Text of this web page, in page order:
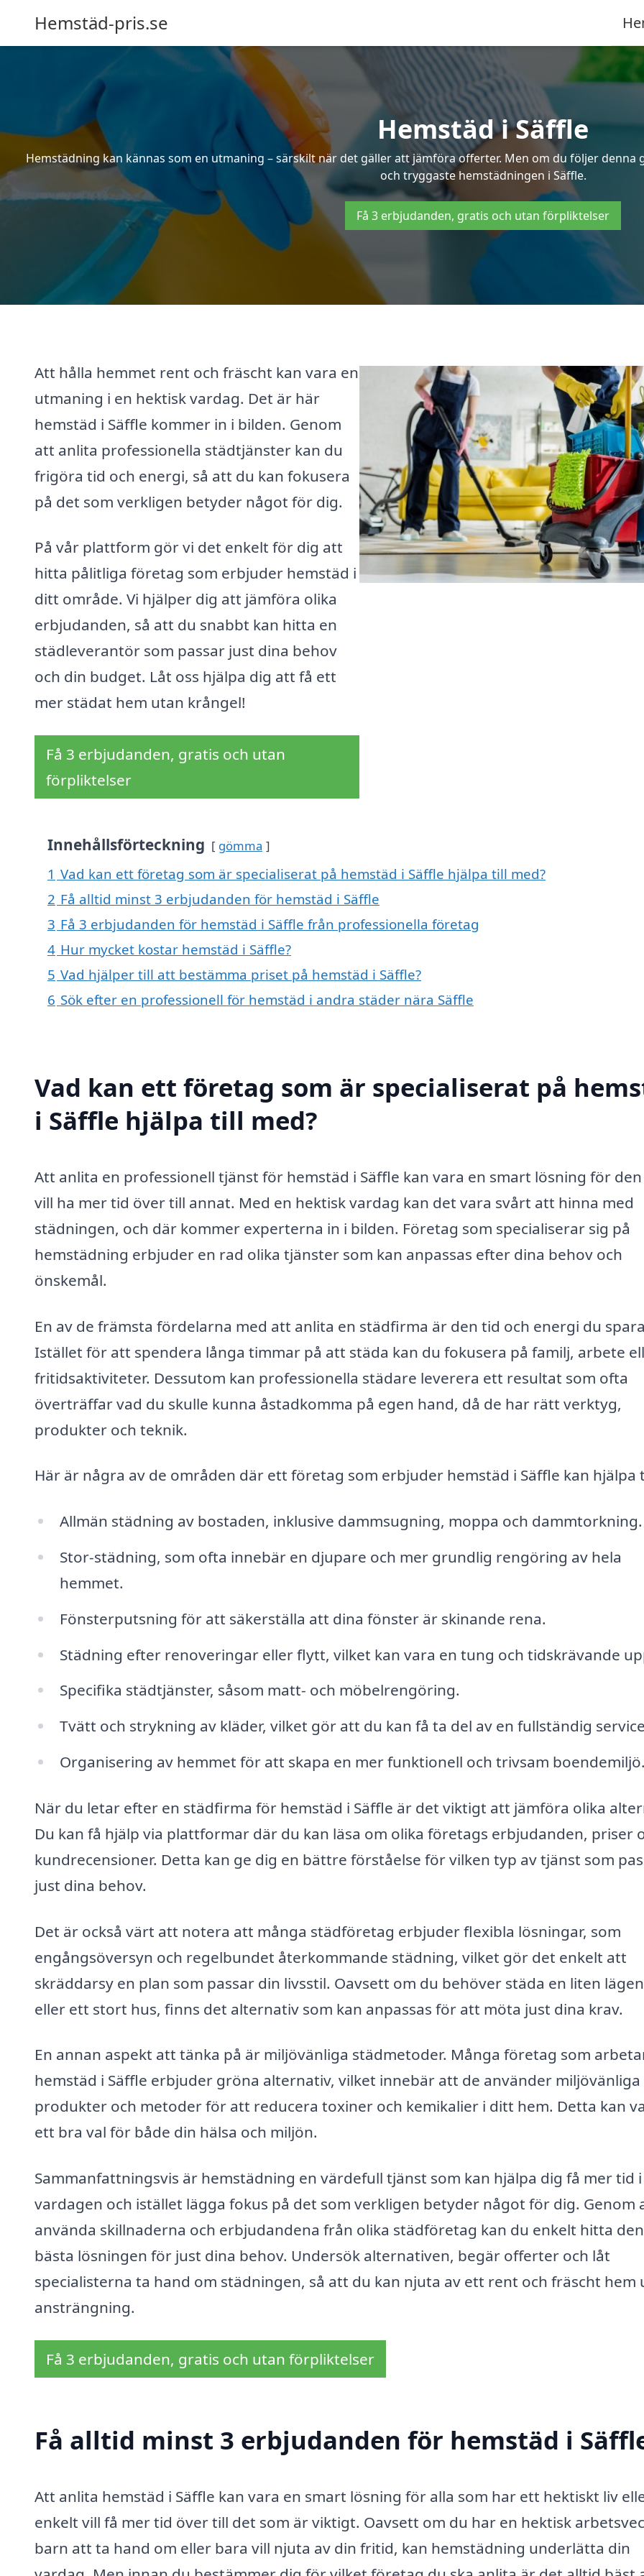
Hemstäd-pris.se
Hemstäd i Säffle
Hemstädning kan kännas som en utmaning – särskilt när det gäller att jämföra offerter. Men om du följer
och tryggaste hemstädningen i Säffle.
Få 3 erbjudanden, gratis och utan förpliktelser
Att hålla hemmet rent och fräscht kan vara en
utmaning i en hektisk vardag. Det är här
hemstäd i Säffle kommer in i bilden. Genom
att anlita professionella städtjänster kan du
frigöra tid och energi, så att du kan fokusera
på det som verkligen betyder något för dig.
På vår plattform gör vi det enkelt för dig att
hitta pålitliga företag som erbjuder hemstäd i
ditt område. Vi hjälper dig att jämföra olika
erbjudanden, så att du snabbt kan hitta en
städleverantör som passar just dina behov
och din budget. Låt oss hjälpa dig att få ett
mer städat hem utan krångel!
Få 3 erbjudanden, gratis och utan
förpliktelser
Innehållsförteckning gömma
1 Vad kan ett företag som är specialiserat på hemstäd i Säffle hjälpa till med?
2 Få alltid minst 3 erbjudanden för hemstäd i Säffle
3 Få 3 erbjudanden för hemstäd i Säffle från professionella företag
4 Hur mycket kostar hemstäd i Säffle?
5 Vad hjälper till att bestämma priset på hemstäd i Säffle?
6 Sök efter en professionell för hemstäd i andra städer nära Säffle
Vad kan ett företag som är specialiserat på
i Säffle hjälpa till med?
Att anlita en professionell tjänst för hemstäd i Säffle kan vara en smart lösning för
vill ha mer tid över till annat. Med en hektisk vardag kan det vara svårt att hinna med
städningen, och där kommer experterna in i bilden. Företag som specialiserar sig på
hemstädning erbjuder en rad olika tjänster som kan anpassas efter dina behov och
önskemål.
En av de främsta fördelarna med att anlita en städfirma är den tid och energi du
Istället för att spendera långa timmar på att städa kan du fokusera på familj, arbete
fritidsaktiviteter. Dessutom kan professionella städare leverera ett resultat som ofta
överträffar vad du skulle kunna åstadkomma på egen hand, då de har rätt verktyg,
produkter och teknik.
Här är några av de områden där ett företag som erbjuder hemstäd i Säffle kan hjälpa
Allmän städning av bostaden, inklusive dammsugning, moppa och dammtorkning.
Stor-städning, som ofta innebär en djupare och mer grundlig rengöring av hela
hemmet.
Fönsterputsning för att säkerställa att dina fönster är skinande rena.
Städning efter renoveringar eller flytt, vilket kan vara en tung och tidskrävande
Specifika städtjänster, såsom matt- och möbelrengöring.
Tvätt och strykning av kläder, vilket gör att du kan få ta del av en fullständig
Organisering av hemmet för att skapa en mer funktionell och trivsam boendemiljö.
När du letar efter en städfirma för hemstäd i Säffle är det viktigt att jämföra olika
Du kan få hjälp via plattformar där du kan läsa om olika företags erbjudanden, priser
kundrecensioner. Detta kan ge dig en bättre förståelse för vilken typ av tjänst som
just dina behov.
Det är också värt att notera att många städföretag erbjuder flexibla lösningar, som
engångsöversyn och regelbundet återkommande städning, vilket gör det enkelt att
skräddarsy en plan som passar din livsstil. Oavsett om du behöver städa en liten
eller ett stort hus, finns det alternativ som kan anpassas för att möta just dina krav.
En annan aspekt att tänka på är miljövänliga städmetoder. Många företag som
hemstäd i Säffle erbjuder gröna alternativ, vilket innebär att de använder miljövänliga
produkter och metoder för att reducera toxiner och kemikalier i ditt hem. Detta kan
ett bra val för både din hälsa och miljön.
Sammanfattningsvis är hemstädning en värdefull tjänst som kan hjälpa dig få mer tid i
vardagen och istället lägga fokus på det som verkligen betyder något för dig. Genom
använda skillnaderna och erbjudandena från olika städföretag kan du enkelt hitta den
bästa lösningen för just dina behov. Undersök alternativen, begär offerter och låt
specialisterna ta hand om städningen, så att du kan njuta av ett rent och fräscht hem
ansträngning.
Få 3 erbjudanden, gratis och utan förpliktelser
Få alltid minst 3 erbjudanden för hemstäd i
Att anlita hemstäd i Säffle kan vara en smart lösning för alla som har ett hektiskt liv
enkelt vill få mer tid över till det som är viktigt. Oavsett om du har en hektisk
barn att ta hand om eller bara vill njuta av din fritid, kan hemstädning underlätta din